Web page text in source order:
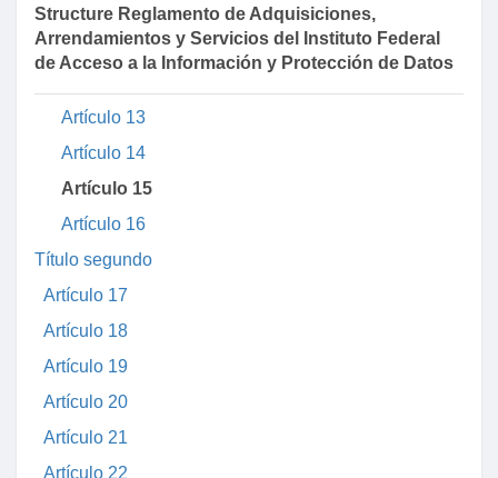
Structure Reglamento de Adquisiciones,
Arrendamientos y Servicios del Instituto Federal
de Acceso a la Información y Protección de Datos
Artículo 10
Artículo 11
Artículo 13
Artículo 14
Artículo 15
Artículo 16
Título segundo
Artículo 17
Artículo 18
Artículo 19
Artículo 20
Artículo 21
Artículo 22